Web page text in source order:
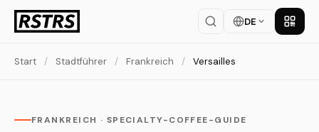
DE App
Start / Stadtführer / Frankreich / Versailles
FRANKREICH · SPECIALTY-COFFEE-GUIDE